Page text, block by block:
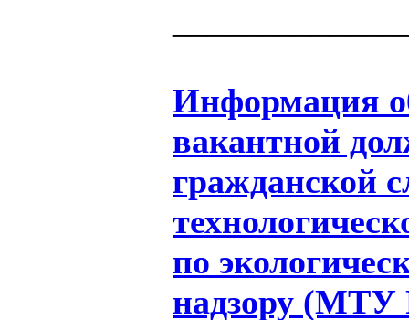
Информация
вакантной
гражданской
по
надзору (МТУ